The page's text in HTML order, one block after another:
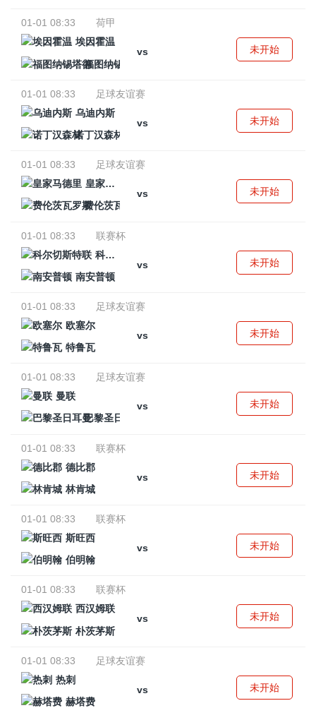
01-01 08:33
荷甲
埃因霍温
vs
福图纳锡塔德
未开始
01-01 08:33
足球友谊赛
乌迪内斯
vs
诺丁汉森林
未开始
01-01 08:33
足球友谊赛
皇家马德里
vs
费伦茨瓦罗斯
未开始
01-01 08:33
联赛杯
科尔切斯特联
vs
南安普顿
未开始
01-01 08:33
足球友谊赛
欧塞尔
vs
特鲁瓦
未开始
01-01 08:33
足球友谊赛
曼联
vs
巴黎圣日耳曼
未开始
01-01 08:33
联赛杯
德比郡
vs
林肯城
未开始
01-01 08:33
联赛杯
斯旺西
vs
伯明翰
未开始
01-01 08:33
联赛杯
西汉姆联
vs
朴茨茅斯
未开始
01-01 08:33
足球友谊赛
热刺
vs
赫塔费
未开始